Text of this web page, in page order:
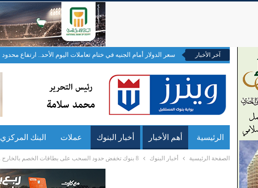
آخر الأخبار سعر الدولار أمام الجنيه في ختام تعاملات اليوم الأحد.. ارتفاع محدود
الرئيسية أهم الأخبار أخبار البنوك عملات البنك المركزي
الصفحة الرئيسية أخبار البنوك 8 بنوك تخفض حدود السحب على بطاقات الخصم بالخارج وترفع رسوم الاستخدام